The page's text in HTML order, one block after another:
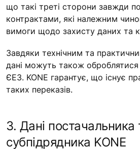
що такі треті сторони завжди
контрактами, які належним
вимоги щодо захисту даних та
Завдяки технічним та
дані можуть також
ЄЕЗ. KONE гарантує, що існує
таких переказів.
3. Дані постачальника
субпідрядника KONE